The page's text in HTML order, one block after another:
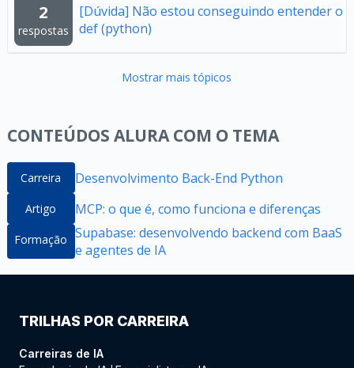
2
respostas
[Dúvida] Não estou conseguindo entender o
def (python)
Mostrar mais tópicos
CONTEÚDOS ALURA COM O TEMA
Carreira Desenvolvimento Back-End Python
Artigo MCP: o que é, como funciona e diferenças
Formação Supabase: desenvolvendo backend com BaaS
e agentes de IA
TRILHAS POR CARREIRA
Carreiras de IA